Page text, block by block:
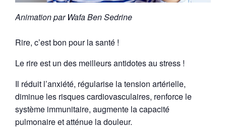
Animation par Wafa Ben Sedrine
Rire, c’est bon pour la santé !
Le rire est un des meilleurs antidotes au stress !
Il réduit l’anxiété, régularise la tension artérielle,
diminue les risques cardiovasculaires, renforce le
système immunitaire, augmente la capacité
pulmonaire et atténue la douleur.